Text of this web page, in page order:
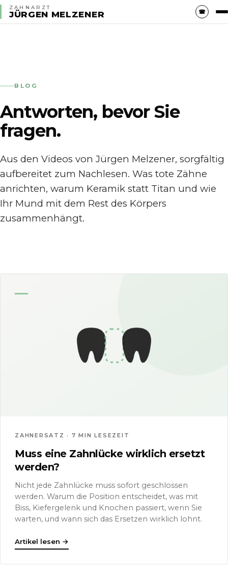
ZAHNARZT
JÜRGEN MELZENER ☎
BLOG
Antworten, bevor Sie
fragen.
Aus den Videos von Jürgen Melzener, sorgfältig
aufbereitet zum Nachlesen. Was tote Zähne
anrichten, warum Keramik statt Titan und wie
Ihr Mund mit dem Rest des Körpers
zusammenhängt.
ZAHNERSATZ · 7 MIN LESEZEIT
Muss eine Zahnlücke wirklich ersetzt
werden?
Nicht jede Zahnlücke muss sofort geschlossen
werden. Warum die Position entscheidet, was mit
Biss, Kiefergelenk und Knochen passiert, wenn Sie
warten, und wann sich das Ersetzen wirklich lohnt.
Artikel lesen →